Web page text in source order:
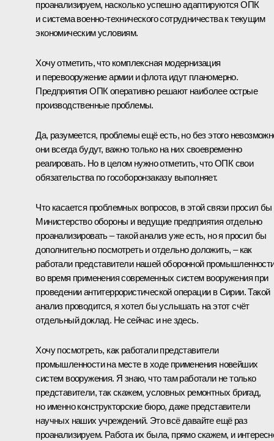
проанализируем, насколько успешно адаптируются ОПК
и система военно-технического сотрудничества к текущим
экономическим условиям.
Хочу отметить, что комплексная модернизация
и перевооружение армии и флота идут планомерно.
Предприятия ОПК оперативно решают наиболее острые
производственные проблемы.
Да, разумеется, проблемы ещё есть, но без этого
они всегда будут, важно только на них своевременно
реагировать. Но в целом нужно отметить, что ОПК свои
обязательства по гособоронзаказу выполняет.
Что касается проблемных вопросов, в этой связи просил бы
Министерство обороны и ведущие предприятия отдельно
проанализировать – такой анализ уже есть, но я просил бы
дополнительно посмотреть и отдельно доложить, – как
работали представители нашей оборонной
во время применения современных систем вооружения при
проведении антитеррористической операции в Сирии. Такой
анализ проводится, я хотел бы услышать на этот счёт
отдельный доклад. Не сейчас и не здесь.
Хочу посмотреть, как работали представители
промышленности на месте в ходе применения новейших
систем вооружения. Я знаю, что там работали не только
представители, так скажем, условных ремонтных бригад,
но именно конструкторские бюро, даже представители
научных наших учреждений. Это всё давайте ещё раз
проанализируем. Работа их была, прямо скажем, и